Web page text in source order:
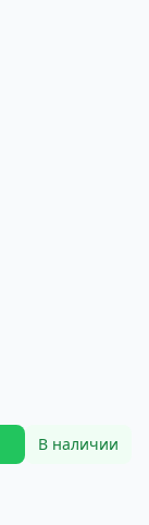
В наличии